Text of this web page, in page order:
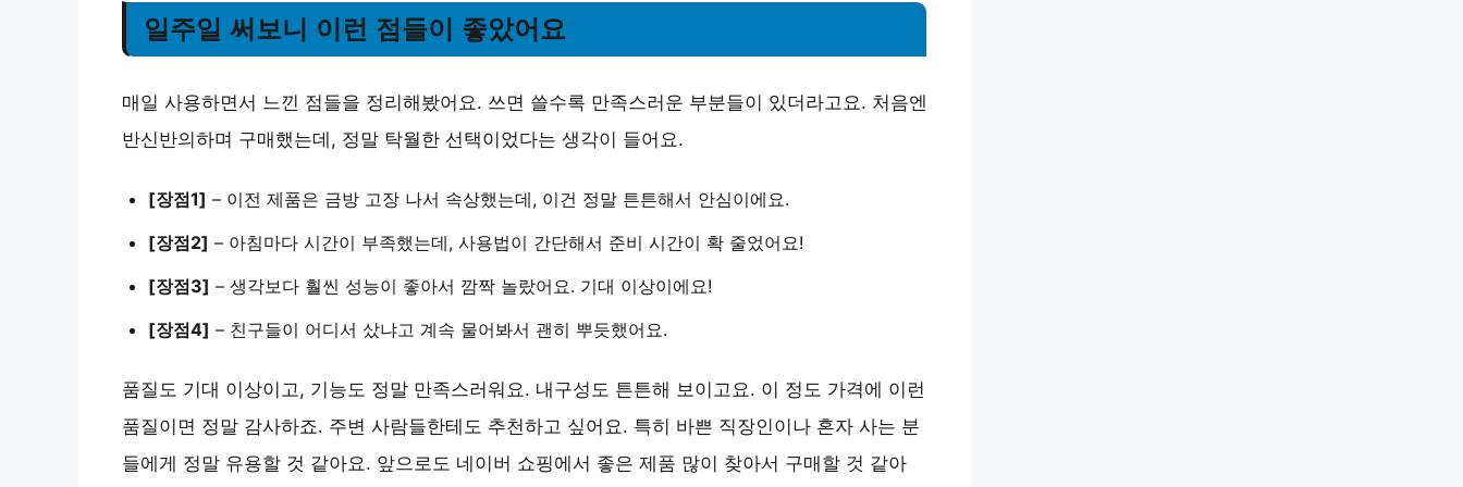
일주일 써보니 이런 점들이 좋았어요
매일 사용하면서 느낀 점들을 정리해봤어요. 쓰면 쓸수록 만족스러운 부분들이 있더라고요. 처음엔
반신반의하며 구매했는데, 정말 탁월한 선택이었다는 생각이 들어요.
[장점1] – 이전 제품은 금방 고장 나서 속상했는데, 이건 정말 튼튼해서 안심이에요.
[장점2] – 아침마다 시간이 부족했는데, 사용법이 간단해서 준비 시간이 확 줄었어요!
[장점3] – 생각보다 훨씬 성능이 좋아서 깜짝 놀랐어요. 기대 이상이에요!
[장점4] – 친구들이 어디서 샀냐고 계속 물어봐서 괜히 뿌듯했어요.
품질도 기대 이상이고, 기능도 정말 만족스러워요. 내구성도 튼튼해 보이고요. 이 정도 가격에 이런
품질이면 정말 감사하죠. 주변 사람들한테도 추천하고 싶어요. 특히 바쁜 직장인이나 혼자 사는 분
들에게 정말 유용할 것 같아요. 앞으로도 네이버 쇼핑에서 좋은 제품 많이 찾아서 구매할 것 같아